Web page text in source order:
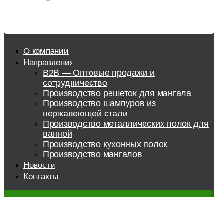
О компании
Направления
B2B — Оптовые продажи и
сотрудничество
Производство решеток для мангала
Производство шампуров из
нержавеющей стали
Производство металлических полок для
ванной
Производство кухонных полок
Производство мангалов
Новости
Контакты